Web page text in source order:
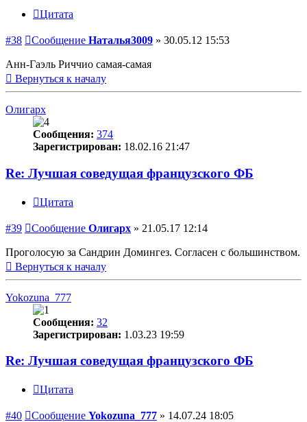
Цитата
#38 Сообщение Наталья3009 » 30.05.12 15:53
Анн-Гаэль Риччио самая-самая
Вернуться к началу
Олигарх
Сообщения: 374
Зарегистрирован: 18.02.16 21:47
Re: Лучшая соведущая французского ФБ
Цитата
#39 Сообщение Олигарх » 21.05.17 12:14
Проголосую за Сандрин Домингез. Согласен с большинством.
Вернуться к началу
Yokozuna_777
Сообщения: 32
Зарегистрирован: 1.03.23 19:59
Re: Лучшая соведущая французского ФБ
Цитата
#40 Сообщение Yokozuna_777 » 14.07.24 18:05